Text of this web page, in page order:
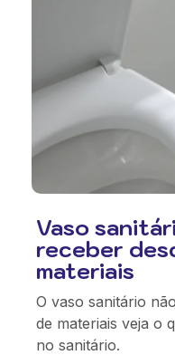
Vaso
receber
materiais
O vaso sanitário
de materiais veja o
no sanitário.